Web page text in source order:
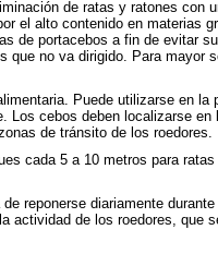
de ratas y ratones con
el alto contenido en materias
de portacebos a fin de evitar
que no va dirigido. Para mayor
Puede utilizarse en la
Los cebos deben localizarse en
de tránsito de los roedores.
cada 5 a 10 metros para ratas
reponerse diariamente
actividad de los roedores, que